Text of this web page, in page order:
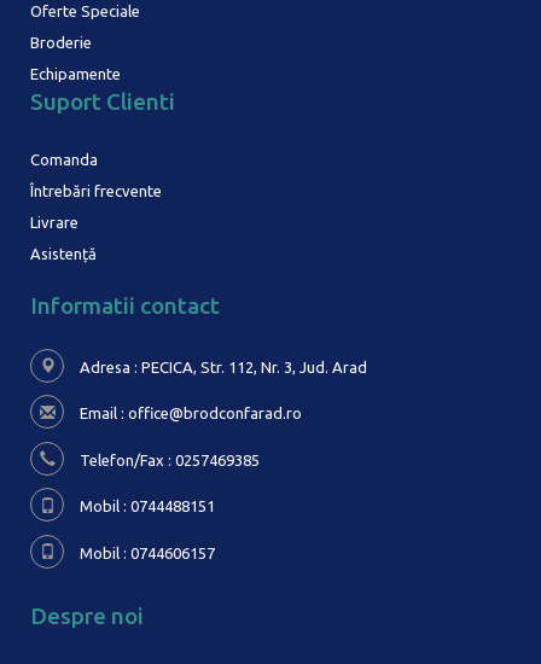
Oferte Speciale
Broderie
Echipamente
Suport Clienti
Comanda
Întrebări frecvente
Livrare
Asistență
Informatii contact
Adresa : PECICA, Str. 112, Nr. 3, Jud. Arad
Email : office@brodconfarad.ro
Telefon/Fax : 0257469385
Mobil : 0744488151
Mobil : 0744606157
Despre noi